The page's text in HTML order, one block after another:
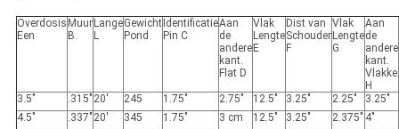
Overdosis
Een
Muur
B.
Lange
L
Gewicht
Pond
Identificatie
Pin C
Aan
de
andere
kant.
Flat D
Vlak
Lengte
E
Dist van
Schouder
F
Vlak
Lengte
G
Aan
de
andere
kant.
Vlakke
H
3.5" .315" 20' 245 1.75" 2.75" 12.5" 3.25" 2.25" 3.25"
4.5"
.337" 20' 345 1.75" 3 cm 12.5" 3.25" 2.375" 4"